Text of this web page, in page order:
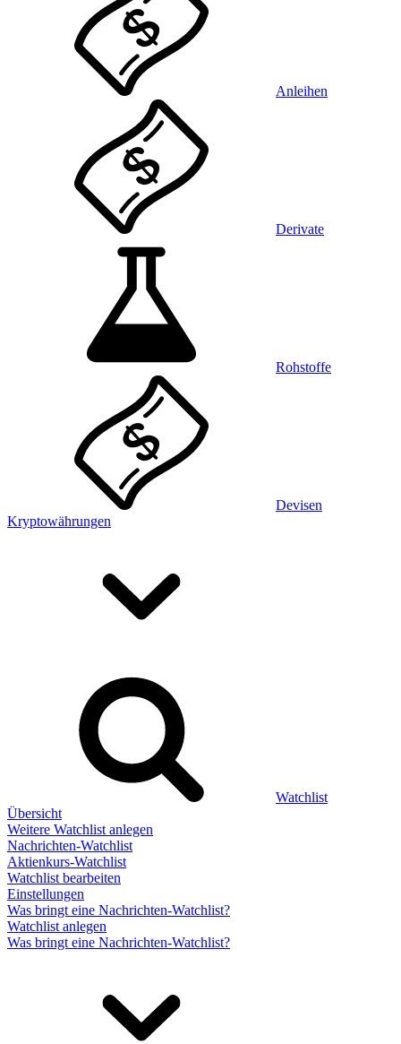
Anleihen
Derivate
Rohstoffe
Devisen
Kryptowährungen
Watchlist
Übersicht
Weitere Watchlist anlegen
Nachrichten-Watchlist
Aktienkurs-Watchlist
Watchlist bearbeiten
Einstellungen
Was bringt eine Nachrichten-Watchlist?
Watchlist anlegen
Was bringt eine Nachrichten-Watchlist?